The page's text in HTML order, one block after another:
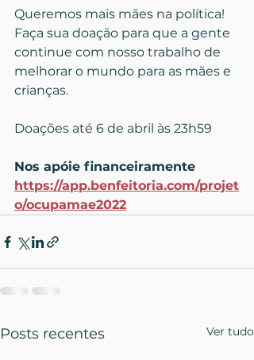
Queremos mais mães na política!
Faça sua doação para que a gente
continue com nosso trabalho de
melhorar o mundo para as mães e
crianças.
Doações até 6 de abril às 23h59
Nos apóie financeiramente
https://app.benfeitoria.com/projet
o/ocupamae2022
Posts recentes Ver tudo